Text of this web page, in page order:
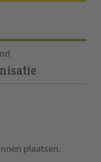
plaatsen.